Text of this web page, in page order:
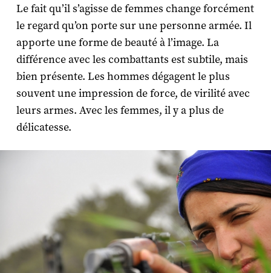
Le fait qu’il s’agisse de femmes change forcément
le regard qu’on porte sur une personne armée. Il
apporte une forme de beauté à l’image. La
différence avec les combattants est subtile, mais
bien présente. Les hommes dégagent le plus
souvent une impression de force, de virilité avec
leurs armes. Avec les femmes, il y a plus de
délicatesse.